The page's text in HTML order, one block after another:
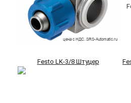
Festo LK-3/8 Штуцер